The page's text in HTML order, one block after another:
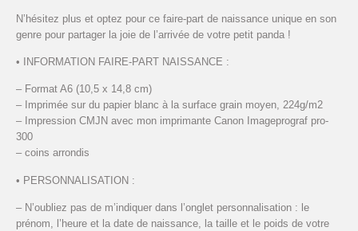
N’hésitez plus et optez pour ce faire-part de naissance unique en son
genre pour partager la joie de l’arrivée de votre petit panda !
• INFORMATION FAIRE-PART NAISSANCE :
– Format A6 (10,5 x 14,8 cm)
– Imprimée sur du papier blanc à la surface grain moyen, 224g/m2
– Impression CMJN avec mon imprimante Canon Imageprograf pro-
300
– coins arrondis
• PERSONNALISATION :
– N’oubliez pas de m’indiquer dans l’onglet personnalisation : le
prénom, l’heure et la date de naissance, la taille et le poids de votre